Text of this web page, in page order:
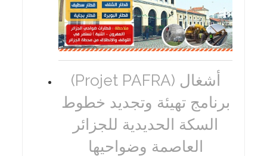
(Projet PAFRA) أشغال
برنامج تهيئة وتجديد خطوط
السكة الحديدية للجزائر
العاصمة وضواحيها